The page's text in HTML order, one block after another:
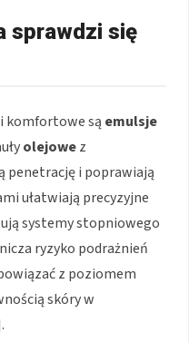
sprawdzi się
komfortowe są emulsje
olejowez
i poprawiają
ułatwiają precyzyjne
systemy stopniowego
ryzyko podrażnień
z poziomem
skóry w